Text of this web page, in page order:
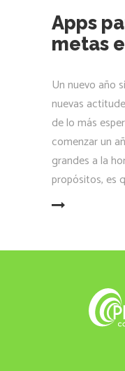
Apps
metas
Un nuevo año
nuevas
de lo más
comenzar un
grandes a la
propósitos, es